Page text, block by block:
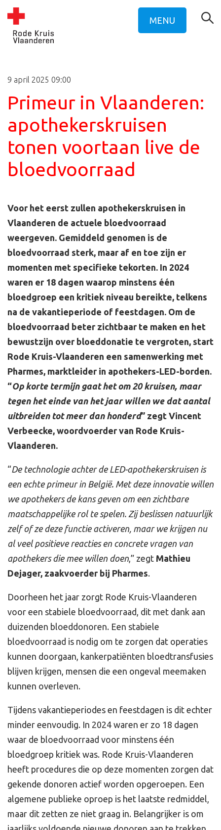
MENU
9 april 2025 09:00
Primeur in Vlaanderen:
apothekerskruisen
tonen voortaan live de
bloedvoorraad
Voor het eerst zullen apothekerskruisen in
Vlaanderen de actuele bloedvoorraad
weergeven. Gemiddeld genomen is de
bloedvoorraad sterk, maar af en toe zijn er
momenten met specifieke tekorten. In 2024
waren er 18 dagen waarop minstens één
bloedgroep een kritiek niveau bereikte, telkens
na de vakantieperiode of feestdagen. Om de
bloedvoorraad beter zichtbaar te maken en het
bewustzijn over bloeddonatie te vergroten, start
Rode Kruis-Vlaanderen een samenwerking met
Pharmes, marktleider in apothekers-LED-borden.
“Op korte termijn gaat het om 20 kruisen, maar
tegen het einde van het jaar willen we dat aantal
uitbreiden tot meer dan honderd” zegt Vincent
Verbeecke, woordvoerder van Rode Kruis-
Vlaanderen.
“De technologie achter de LED-apothekerskruisen is
een echte primeur in België. Met deze innovatie willen
we apothekers de kans geven om een zichtbare
maatschappelijke rol te spelen. Zij beslissen natuurlijk
zelf of ze deze functie activeren, maar we krijgen nu
al veel positieve reacties en concrete vragen van
apothekers die mee willen doen,” zegt Mathieu
Dejager, zaakvoerder bij Pharmes.
Doorheen het jaar zorgt Rode Kruis-Vlaanderen
voor een stabiele bloedvoorraad, dit met dank aan
duizenden bloeddonoren. Een stabiele
bloedvoorraad is nodig om te zorgen dat operaties
kunnen doorgaan, kankerpatiënten bloedtransfusies
blijven krijgen, mensen die een ongeval meemaken
kunnen overleven.
Tijdens vakantieperiodes en feestdagen is dit echter
minder eenvoudig. In 2024 waren er zo 18 dagen
waar de bloedvoorraad voor minstens één
bloedgroep kritiek was. Rode Kruis-Vlaanderen
heeft procedures die op deze momenten zorgen dat
gekende donoren actief worden opgeroepen. Een
algemene publieke oproep is het laatste redmiddel,
maar dit zetten ze niet graag in. Belangrijker is om